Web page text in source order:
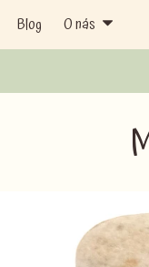
Blog O nás